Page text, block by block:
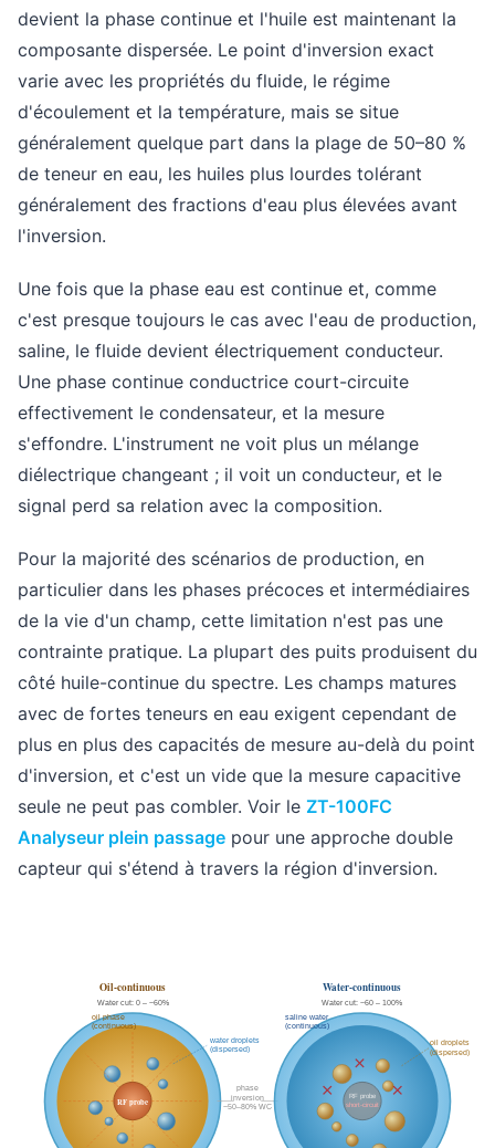
devient la phase continue et l'huile est maintenant la
composante dispersée. Le point d'inversion exact
varie avec les propriétés du fluide, le régime
d'écoulement et la température, mais se situe
généralement quelque part dans la plage de 50–80 %
de teneur en eau, les huiles plus lourdes tolérant
généralement des fractions d'eau plus élevées avant
l'inversion.
Une fois que la phase eau est continue et, comme
c'est presque toujours le cas avec l'eau de production,
saline, le fluide devient électriquement conducteur.
Une phase continue conductrice court-circuite
effectivement le condensateur, et la mesure
s'effondre. L'instrument ne voit plus un mélange
diélectrique changeant ; il voit un conducteur, et le
signal perd sa relation avec la composition.
Pour la majorité des scénarios de production, en
particulier dans les phases précoces et intermédiaires
de la vie d'un champ, cette limitation n'est pas une
contrainte pratique. La plupart des puits produisent du
côté huile-continue du spectre. Les champs matures
avec de fortes teneurs en eau exigent cependant de
plus en plus des capacités de mesure au-delà du point
d'inversion, et c'est un vide que la mesure capacitive
seule ne peut pas combler. Voir le ZT-100FC
Analyseur plein passage pour une approche double
capteur qui s'étend à travers la région d'inversion.